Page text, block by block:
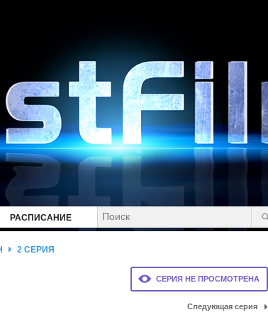
РАСПИСАНИЕ
СЕРИЯ НЕ ПРОСМОТРЕНА
2 СЕРИЯ
Следующая серия